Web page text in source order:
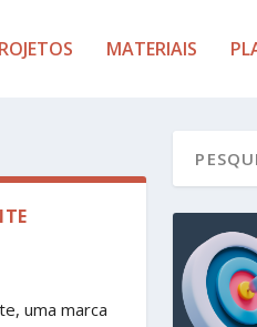
MATERIAIS
uma marca